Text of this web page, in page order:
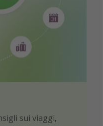
sui viaggi,
offerte di